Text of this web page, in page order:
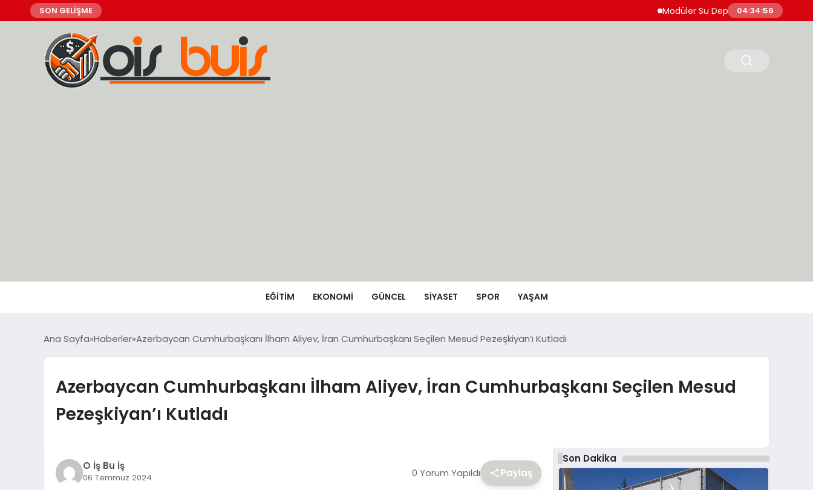
SON GELİŞME Modüler Su Deposu Neden Tercih Ediliyor?
04:34:57
EĞİTİM EKONOMİ GÜNCEL SIYASET SPOR YAŞAM
Ana Sayfa Haberler Azerbaycan Cumhurbaşkanı İlham Aliyev, İran Cumhurbaşkanı Seçilen Mesud Pezeşkiyan’ı Kutladı
Azerbaycan Cumhurbaşkanı İlham Aliyev, İran Cumhurbaşkanı Seçilen Mesud
Pezeşkiyan’ı Kutladı
O İş Bu İş
06 Temmuz 2024 0 Yorum Yapıldı Paylaş
Son Dakika